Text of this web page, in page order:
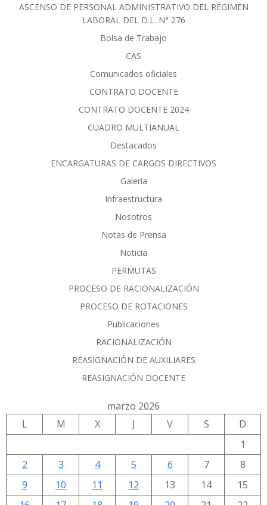
ASCENSO DE PERSONAL ADMINISTRATIVO DEL RÈGIMEN
LABORAL DEL D.L. N° 276
Bolsa de Trabajo
CAS
Comunicados oficiales
CONTRATO DOCENTE
CONTRATO DOCENTE 2024
CUADRO MULTIANUAL
Destacados
ENCARGATURAS DE CARGOS DIRECTIVOS
Galería
Infraestructura
Nosotros
Notas de Prensa
Noticia
PERMUTAS
PROCESO DE RACIONALIZACIÓN
PROCESO DE ROTACIONES
Publicaciones
RACIONALIZACIÓN
REASIGNACIÓN DE AUXILIARES
REASIGNACIÓN DOCENTE
marzo 2026
L
M X J V S
D
1
2
3 4 5 6 7
8
9
10 11 12 13 14
15